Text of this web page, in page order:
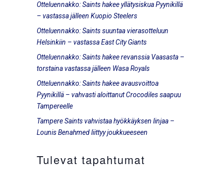
Otteluennakko: Saints hakee yllätysiskua Pyynikillä
– vastassa jälleen Kuopio Steelers
Otteluennakko: Saints suuntaa vierasotteluun
Helsinkiin – vastassa East City Giants
Otteluennakko: Saints hakee revanssia Vaasasta –
torstaina vastassa jälleen Wasa Royals
Otteluennakko: Saints hakee avausvoittoa
Pyynikillä – vahvasti aloittanut Crocodiles saapuu
Tampereelle
Tampere Saints vahvistaa hyökkäyksen linjaa –
Lounis Benahmed liittyy joukkueeseen
Tulevat tapahtumat